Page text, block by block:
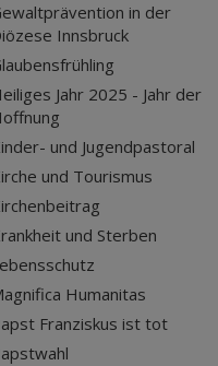
in der
Innsbruck
Jahr 2025 - Jahr der
und Jugendpastoral
und Tourismus
und Sterben
Humanitas
Franziskus ist tot